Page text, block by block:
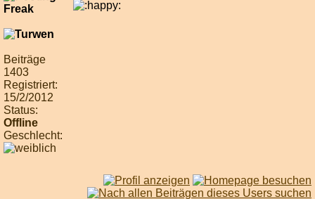
Beiträge
1403
Registriert:
15/2/2012
Status:
Offline
Geschlecht: